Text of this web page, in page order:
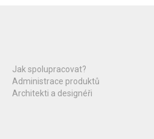
Jak spolupracovat?
Administrace produktů
Architekti a designéři